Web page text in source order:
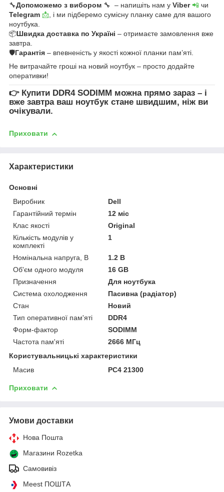
🔧Допоможемо з вибором 🔧 – напишіть нам у Viber📲 чи
Telegram 📩 , і ми підберемо сумісну планку саме для вашого
ноутбука.
📦Швидка доставка по Україні – отримаєте замовлення вже
завтра.
🛡Гарантія – впевненість у якості кожної планки пам’яті.
Не витрачайте гроші на новий ноутбук – просто додайте
оперативки!
👉 Купити DDR4 SODIMM можна прямо зараз – і
вже завтра ваш ноутбук стане швидшим, ніж ви
очікували.
Приховати
Характеристики
Основні
Виробник
Dell
Гарантійний термін
12 міс
Клас якості
Original
Кількість модулів у
комплекті
1
Номінальна напруга, В
1.2 В
Об'єм одного модуля
16 GB
Призначення
Для ноутбука
Система охолодження
Пасивна (радіатор)
Стан
Новий
Тип оперативної пам'яті
DDR4
Форм-фактор
SODIMM
Частота пам'яті
2666 МГц
Користувальницькі характеристики
Масив
PC4 21300
Приховати
Умови доставки
Нова Пошта
Магазини Rozetka
Самовивіз
Meest ПОШТА